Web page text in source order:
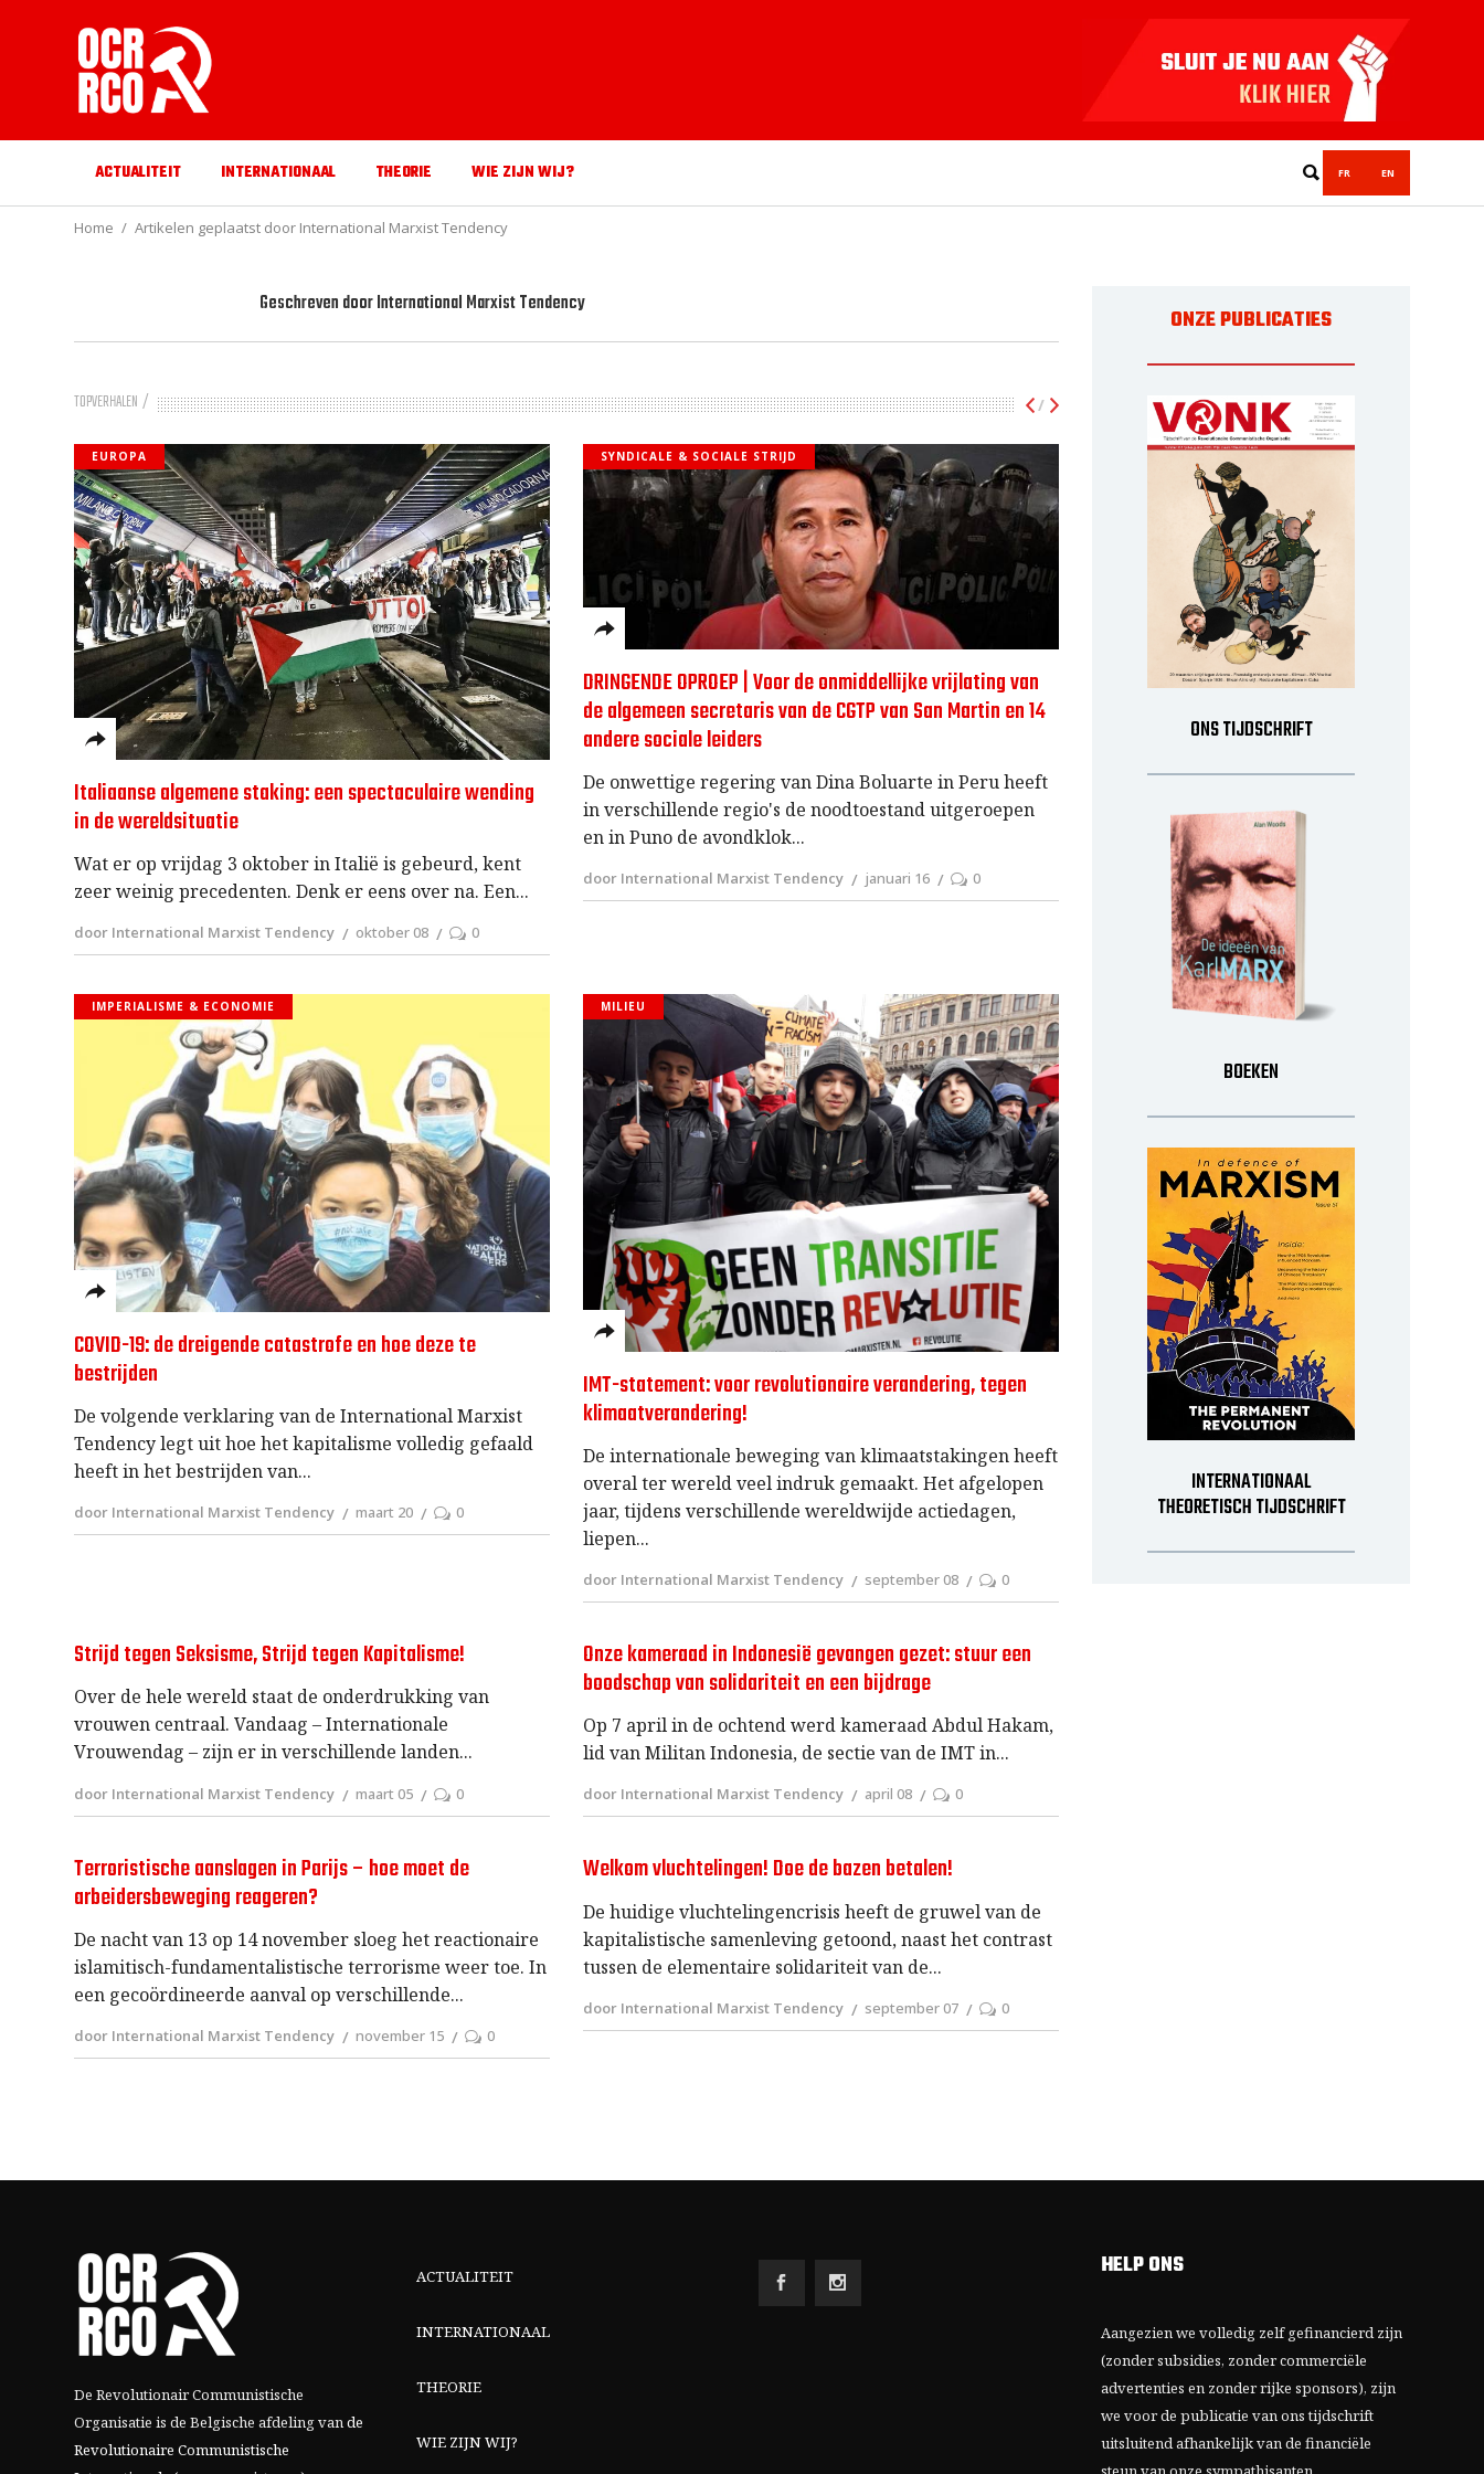
ACTUALITEIT INTERNATIONAAL THEORIE WIE ZIJN WIJ? FR EN
Home Artikelen geplaatst door International Marxist Tendency
Geschreven doorInternational Marxist Tendency
TOPVERHALEN
EUROPA
Italiaanse algemene staking: een spectaculaire wending
in de wereldsituatie
Wat er op vrijdag 3 oktober in Italië is gebeurd, kent
zeer weinig precedenten. Denk er eens over na. Een
door International Marxist Tendency oktober 08 0
SYNDICALE & SOCIALE STRIJD
DRINGENDE OPROEP | Voor de onmiddellijke vrijlating van
de algemeen secretaris van de CGTP van San Martin en 14
andere sociale leiders
De onwettige regering van Dina Boluarte in Peru heeft
in verschillende regio's de noodtoestand uitgeroepen
en in Puno de avondklok
door International Marxist Tendency januari 16 0
IMPERIALISME & ECONOMIE
COVID-19: de dreigende catastrofe en hoe deze te
bestrijden
De volgende verklaring van de International Marxist
Tendency legt uit hoe het kapitalisme volledig gefaald
heeft in het bestrijden van
door International Marxist Tendency maart 20 0
MILIEU
IMT-statement: voor revolutionaire verandering, tegen
klimaatverandering!
De internationale beweging van klimaatstakingen heeft
overal ter wereld veel indruk gemaakt. Het afgelopen
jaar, tijdens verschillende wereldwijde actiedagen,
liepen
door International Marxist Tendency september 08 0
Strijd tegen Seksisme, Strijd tegen Kapitalisme!
Over de hele wereld staat de onderdrukking van
vrouwen centraal. Vandaag – Internationale
Vrouwendag – zijn er in verschillende landen
door International Marxist Tendency maart 05 0
Onze kameraad in Indonesië gevangen gezet: stuur een
boodschap van solidariteit en een bijdrage
Op 7 april in de ochtend werd kameraad Abdul Hakam,
lid van Militan Indonesia, de sectie van de IMT in
door International Marxist Tendency april 08 0
Terroristische aanslagen in Parijs – hoe moet de
arbeidersbeweging reageren?
De nacht van 13 op 14 november sloeg het reactionaire
islamitisch-fundamentalistische terrorisme weer toe. In
een gecoördineerde aanval op verschillende
door International Marxist Tendency november 15 0
Welkom vluchtelingen! Doe de bazen betalen!
De huidige vluchtelingencrisis heeft de gruwel van de
kapitalistische samenleving getoond, naast het contrast
tussen de elementaire solidariteit van de
door International Marxist Tendency september 07 0
/
ONZE PUBLICATIES
ONS TIJDSCHRIFT
BOEKEN
INTERNATIONAAL
THEORETISCH TIJDSCHRIFT
De Revolutionair Communistische
Organisatie is de Belgische afdeling vande
Revolutionaire Communistische
ACTUALITEIT
INTERNATIONAAL
THEORIE
WIE ZIJN WIJ?
HELP ONS
Aangezien we volledig zelf gefinancierd zijn
(zonder subsidies, zonder commerciële
advertenties en zonder rijke sponsors), zijn
we voor de publicatie van ons tijdschrift
uitsluitend afhankelijk van de financiële